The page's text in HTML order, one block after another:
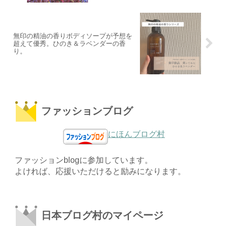
無印の精油の香りボディソープが予想を
超えて優秀。ひのき＆ラベンダーの香
り。
ファッションブログ
にほんブログ村
ファッションblogに参加しています。
よければ、応援いただけると励みになります。
日本ブログ村のマイページ